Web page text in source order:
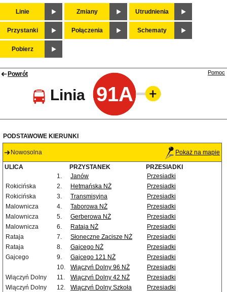
Linie Zmiany Utrudnienia
Przystanki Połączenia Schematy
Pobierz
Powrót
Linia 91A
Pomoc
PODSTAWOWE KIERUNKI
Nowosolna Pokaż na mapie
ULICA PRZYSTANEK
PRZESIADKI
1.
Janów
Przesiadki
Rokicińska
2. Hetmańska NŻ
Przesiadki
Rokicińska
3. Transmisyjna
Przesiadki
Malownicza
4. Taborowa NŻ
Przesiadki
Malownicza
5. Gerberowa NŻ
Przesiadki
Malownicza
6. Rataja NŻ
Przesiadki
Rataja
7. Słoneczne Zacisze NŻ
Przesiadki
Rataja
8. Gajcego NŻ
Przesiadki
Gajcego
9. Gajcego 121 NŻ
Przesiadki
10.
Wiączyń Dolny 96 NŻ
Przesiadki
Wiączyń Dolny
11. Wiączyń Dolny 42 NŻ
Przesiadki
Wiączyń Dolny
12. Wiączyń Dolny Szkoła
Przesiadki